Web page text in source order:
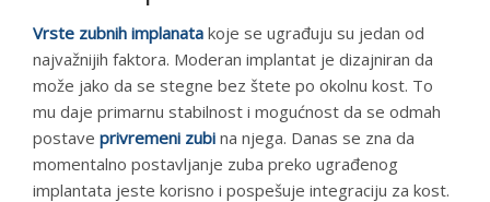
Vrste zubnih implanata koje se ugrađuju su jedan od
najvažnijih faktora. Moderan implantat je dizajniran da
može jako da se stegne bez štete po okolnu kost. To
mu daje primarnu stabilnost i mogućnost da se odmah
postave privremeni zubi na njega. Danas se zna da
momentalno postavljanje zuba preko ugrađenog
implantata jeste korisno i pospešuje integraciju za kost.